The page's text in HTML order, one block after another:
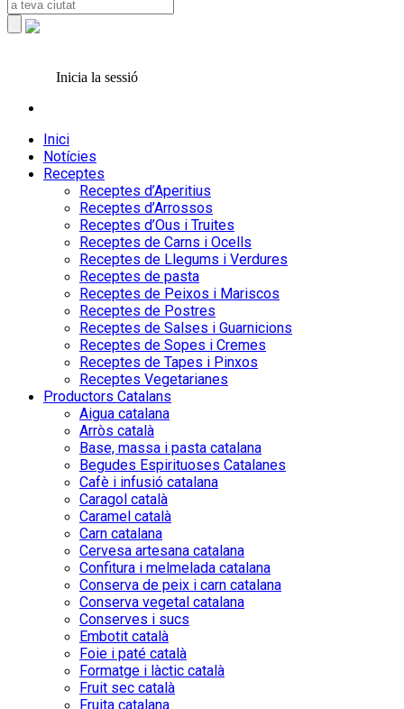
Inicia la sessió
Inici
Notícies
Receptes
Receptes d’Aperitius
Receptes d’Arrossos
Receptes d’Ous i Truites
Receptes de Carns i Ocells
Receptes de Llegums i Verdures
Receptes de pasta
Receptes de Peixos i Mariscos
Receptes de Postres
Receptes de Salses i Guarnicions
Receptes de Sopes i Cremes
Receptes de Tapes i Pinxos
Receptes Vegetarianes
Productors Catalans
Aigua catalana
Arròs català
Base, massa i pasta catalana
Begudes Espirituoses Catalanes
Cafè i infusió catalana
Caragol català
Caramel català
Carn catalana
Cervesa artesana catalana
Confitura i melmelada catalana
Conserva de peix i carn catalana
Conserva vegetal catalana
Conserves i sucs
Embotit català
Foie i paté català
Formatge i làctic català
Fruit sec català
Fruita catalana